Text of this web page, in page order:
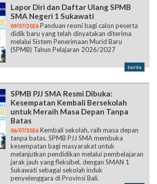
Lapor Diri dan Daftar Ulang SPMB
SMA Negeri 1 Sukawati
09/07/2026 Panduan resmi bagi calon peserta
didik baru yang telah dinyatakan diterima
melalui Sistem Penerimaan Murid Baru
(SPMB) Tahun Pelajaran 2026/2027
berita
SPMB PJJ SMA Resmi Dibuka:
Kesempatan Kembali Bersekolah
untuk Meraih Masa Depan Tanpa
Batas
06/07/2026 Kembali sekolah, raih masa depan
tanpa batas. SPMB PJJ SMA membuka
kesempatan bagi masyarakat untuk
melanjutkan pendidikan melalui pembelajaran
jarak jauh yang fleksibel, dengan SMAN 1
Sukawati sebagai sekolah induk
penyelenggara di Provinsi Bali.